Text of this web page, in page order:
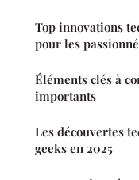
Top innovations
pour les
Éléments clés à
importants
Les découvertes
geeks en 2025